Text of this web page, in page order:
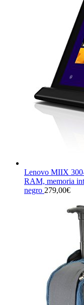
Lenovo MIIX
RAM, memoria
negro 279,00€